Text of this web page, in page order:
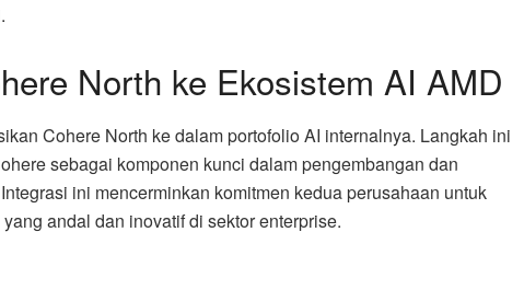
North ke Ekosistem AI AMD
Cohere North ke dalam portofolio AI internalnya. Langkah ini
sebagai komponen kunci dalam pengembangan dan
ini mencerminkan komitmen kedua perusahaan untuk
andal dan inovatif di sektor enterprise.